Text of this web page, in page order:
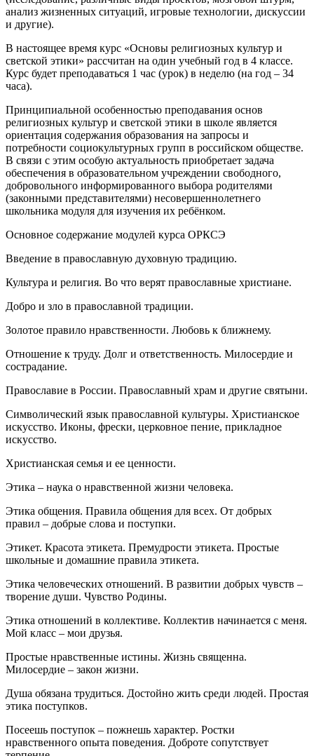
анализ жизненных ситуаций, игровые технологии, дискуссии
и другие).
В настоящее время курс «Основы религиозных культур и
светской этики» рассчитан на один учебный год в 4 классе.
Курс будет преподаваться 1 час (урок) в неделю (на год – 34
часа).
Принципиальной особенностью преподавания основ
религиозных культур и светской этики в школе является
ориентация содержания образования на запросы и
потребности социокультурных групп в российском обществе.
В связи с этим особую актуальность приобретает задача
обеспечения в образовательном учреждении свободного,
добровольного информированного выбора родителями
(законными представителями) несовершеннолетнего
школьника модуля для изучения их ребёнком.
Основное содержание модулей курса ОРКСЭ
Введение в православную духовную традицию.
Культура и религия. Во что верят православные христиане.
Добро и зло в православной традиции.
Золотое правило нравственности. Любовь к ближнему.
Отношение к труду. Долг и ответственность. Милосердие и
сострадание.
Православие в России. Православный храм и другие святыни.
Символический язык православной культуры. Христианское
искусство. Иконы, фрески, церковное пение, прикладное
искусство.
Христианская семья и ее ценности.
Этика – наука о нравственной жизни человека.
Этика общения. Правила общения для всех. От добрых
правил – добрые слова и поступки.
Этикет. Красота этикета. Премудрости этикета. Простые
школьные и домашние правила этикета.
Этика человеческих отношений. В развитии добрых чувств –
творение души. Чувство Родины.
Этика отношений в коллективе. Коллектив начинается с меня.
Мой класс – мои друзья.
Простые нравственные истины. Жизнь священна.
Милосердие – закон жизни.
Душа обязана трудиться. Достойно жить среди людей. Простая
этика поступков.
Посеешь поступок – пожнешь характер. Ростки
нравственного опыта поведения. Доброте сопутствует